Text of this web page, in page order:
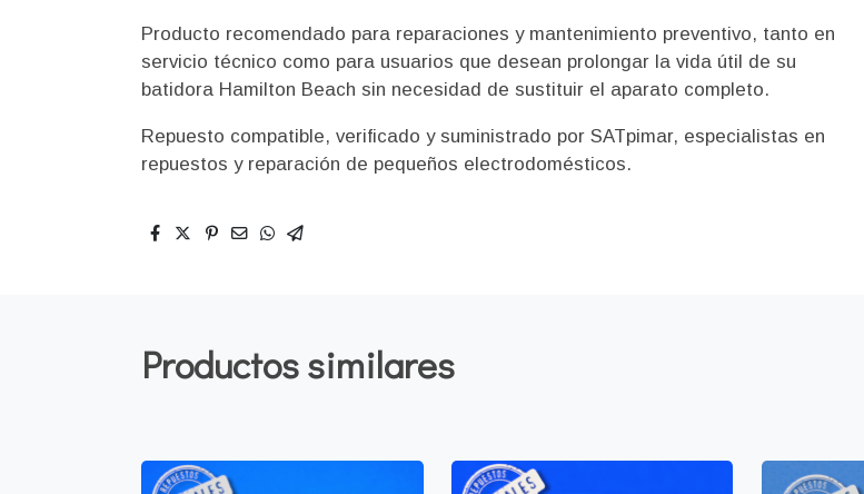
Producto recomendado para reparaciones y mantenimiento preventivo, tanto en
servicio técnico como para usuarios que desean prolongar la vida útil de su
batidora Hamilton Beach sin necesidad de sustituir el aparato completo.
Repuesto compatible, verificado y suministrado por SATpimar, especialistas en
repuestos y reparación de pequeños electrodomésticos.
Productos similares